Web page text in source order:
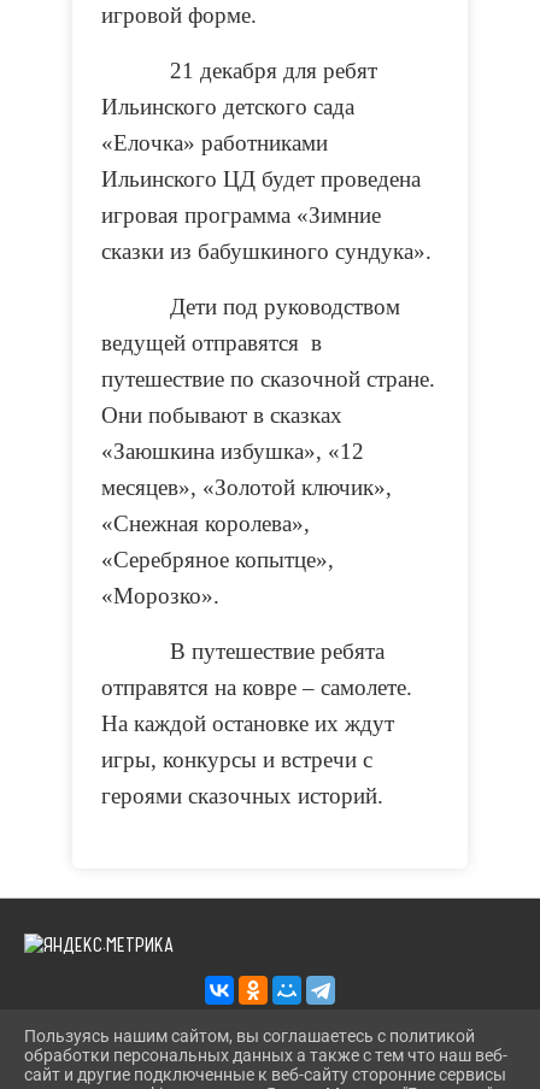
игровой форме.
21 декабря для ребят
Ильинского детского сада
«Елочка» работниками
Ильинского ЦД будет проведена
игровая программа «Зимние
сказки из бабушкиного сундука».
Дети под руководством
ведущей отправятся в
путешествие по сказочной стране.
Они побывают в сказках
«Заюшкина избушка», «12
месяцев», «Золотой ключик»,
«Снежная королева»,
«Серебряное копытце»,
«Морозко».
В путешествие ребята
отправятся на ковре – самолете.
На каждой остановке их ждут
игры, конкурсы и встречи с
героями сказочных историй.
2026 Г. KAZANS-DOSUG.RU
Пользуясь нашим сайтом, вы соглашаетесь с политикой
обработки персональных данных а также с тем что наш веб-
сайт и другие подключенные к веб-сайту сторонние сервисы